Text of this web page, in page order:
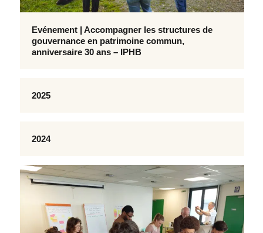
Evénement | Accompagner les structures de
gouvernance en patrimoine commun,
anniversaire 30 ans – IPHB
2025
2024